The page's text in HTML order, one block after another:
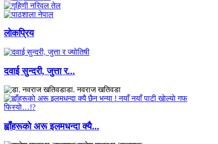
लाेकप्रिय
दवाई सुन्दरी, जुत्ता र...
डा. नवराज खतिवडा
ह्वाँहरूकाे अरू इलमधन्दा क्यै...